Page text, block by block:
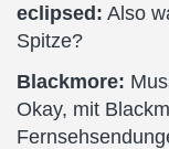
eclipsed: Also
Spitze?
Blackmore:
Okay, mit